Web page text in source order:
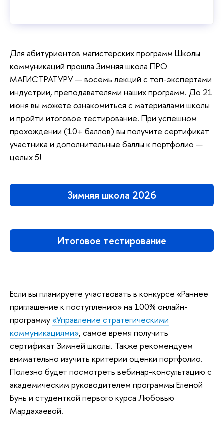
Для абитуриентов магистерских программ Школы
коммуникаций прошла Зимняя школа ПРО
МАГИСТРАТУРУ — восемь лекций с топ-экспертами
индустрии, преподавателями наших программ. До 21
июня вы можете ознакомиться с материалами школы
и пройти итоговое тестирование. При успешном
прохождении (10+ баллов) вы получите сертификат
участника и дополнительные баллы к портфолио —
целых 5!
Зимняя школа 2026
Итоговое тестирование
Если вы планируете участвовать в конкурсе «Раннее
приглашение к поступлению» на 100% онлайн-
программу «Управление стратегическими
коммуникациями», самое время получить
сертификат Зимней школы. Также рекомендуем
внимательно изучить критерии оценки портфолио.
Полезно будет посмотреть вебинар-консультацию с
академическим руководителем программы Еленой
Бунь и студенткой первого курса Любовью
Мардахаевой.